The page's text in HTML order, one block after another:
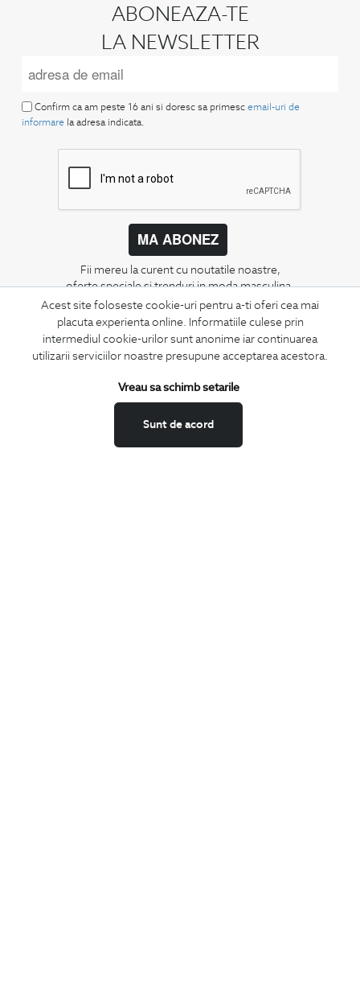
Acest site foloseste cookie-uri pentru a-ti oferi cea mai
placuta experienta online. Informatiile culese prin
intermediul cookie-urilor sunt anonime iar continuarea
utilizarii serviciilor noastre presupune acceptarea acestora.
Sunt de acord
Vreau sa schimb setarile
ABONEAZA-TE
LA NEWSLETTER
Confirm ca am peste 16 ani si doresc sa primesc email-uri de
informare la adresa indicata.
MA ABONEZ
Fii mereu la curent cu noutatile noastre,
oferte speciale si trenduri in moda masculina.
CONCIERGE
Termeni si conditii
Schimburi si retur
Securitatea datelor